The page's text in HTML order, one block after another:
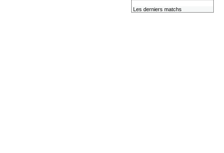
Les derniers matchs